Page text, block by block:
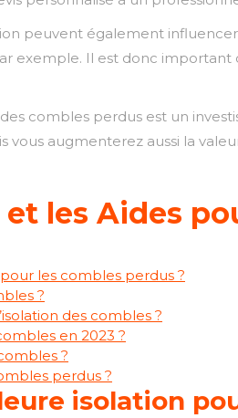
peuvent également
exemple. Il est donc
des combles perdus est un
vous augmenterez aussi la
et les Aides
les combles perdus ?
?
des combles ?
en 2023 ?
?
perdus ?
isolation